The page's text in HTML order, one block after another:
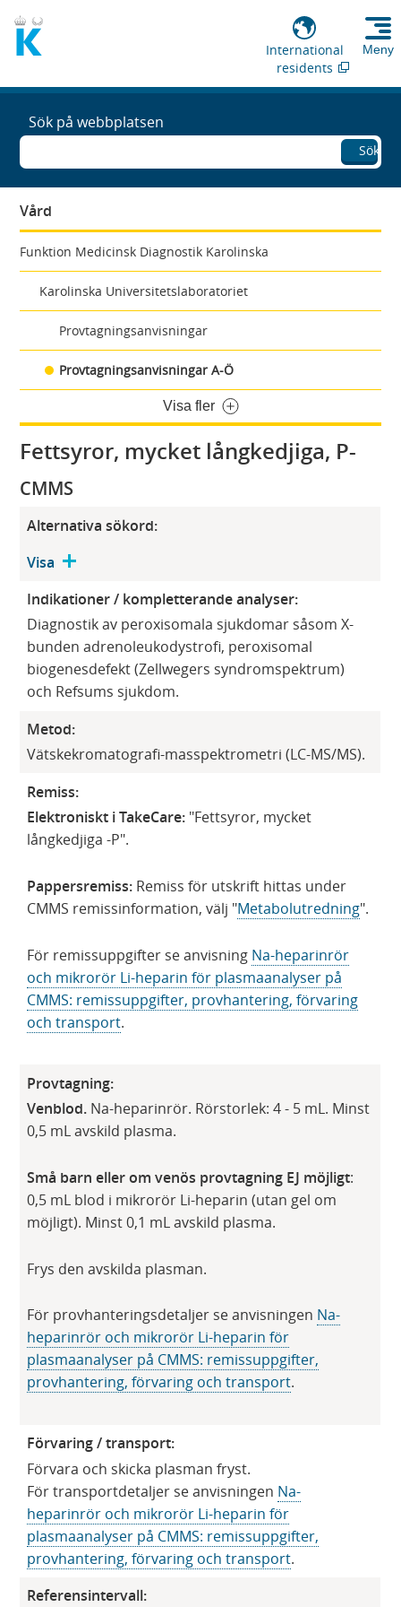
International
residents
Meny
Sök på webbplatsen
Sök
Vård
Funktion Medicinsk Diagnostik Karolinska
Karolinska Universitetslaboratoriet
Provtagningsanvisningar
Provtagningsanvisningar A-Ö
Visa fler
Fettsyror, mycket långkedjiga, P-
CMMS
Alternativa sökord:
Visa
Indikationer / kompletterande analyser:
Diagnostik av peroxisomala sjukdomar såsom X-
bunden adrenoleukodystrofi, peroxisomal
biogenesdefekt (Zellwegers syndromspektrum)
och Refsums sjukdom.
Metod:
Vätskekromatografi-masspektrometri (LC-MS/MS).
Remiss:
Elektroniskt i TakeCare: "Fettsyror, mycket
långkedjiga -P".
Pappersremiss: Remiss för utskrift hittas under
CMMS remissinformation, välj "Metabolutredning".
För remissuppgifter se anvisning Na-heparinrör
och mikrorör Li-heparin för plasmaanalyser på
CMMS: remissuppgifter, provhantering, förvaring
och transport.
Provtagning:
Venblod. Na-heparinrör. Rörstorlek: 4 - 5 mL. Minst
0,5 mL avskild plasma.
Små barn eller om venös provtagning EJ möjligt:
0,5 mL blod i mikrorör Li-heparin (utan gel om
möjligt). Minst 0,1 mL avskild plasma.
Frys den avskilda plasman.
För provhanteringsdetaljer se anvisningen Na-
heparinrör och mikrorör Li-heparin för
plasmaanalyser på CMMS: remissuppgifter,
provhantering, förvaring och transport.
Förvaring / transport:
Förvara och skicka plasman fryst.
För transportdetaljer se anvisningen Na-
heparinrör och mikrorör Li-heparin för
plasmaanalyser på CMMS: remissuppgifter,
provhantering, förvaring och transport.
Referensintervall: